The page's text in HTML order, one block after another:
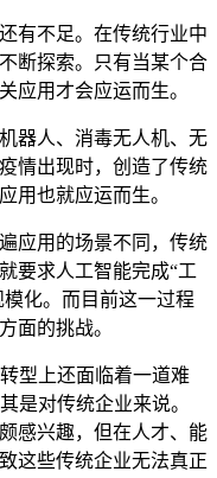
不足。在传统行业中
断探索。只有当某个合
应用才会应运而生。
人、消毒无人机、无
情出现时，创造了传统
用也就应运而生。
用的场景不同，传统
要求人工智能完成“工
化。而目前这一过程
面的挑战。
型上还面临着一道难
是对传统企业来说。
感兴趣，但在人才、能
这些传统企业无法真正